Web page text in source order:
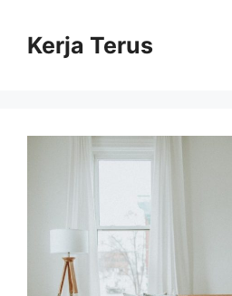
Kerja Terus